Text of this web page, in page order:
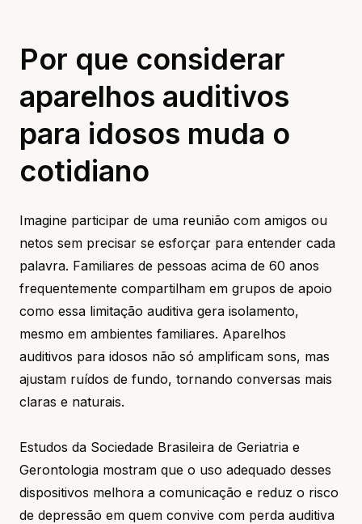
Por que considerar
aparelhos auditivos
para idosos muda o
cotidiano
Imagine participar de uma reunião com amigos ou
netos sem precisar se esforçar para entender cada
palavra. Familiares de pessoas acima de 60 anos
frequentemente compartilham em grupos de apoio
como essa limitação auditiva gera isolamento,
mesmo em ambientes familiares. Aparelhos
auditivos para idosos não só amplificam sons, mas
ajustam ruídos de fundo, tornando conversas mais
claras e naturais.
Estudos da Sociedade Brasileira de Geriatria e
Gerontologia mostram que o uso adequado desses
dispositivos melhora a comunicação e reduz o risco
de depressão em quem convive com perda auditiva